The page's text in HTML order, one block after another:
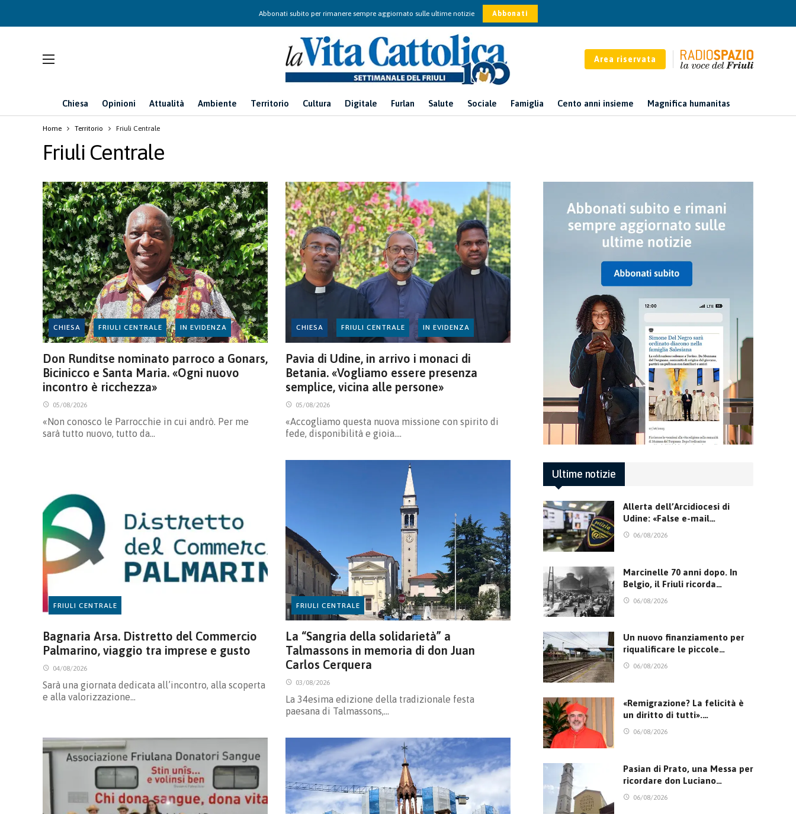
Abbonati subito per rimanere sempre aggiornato sulle ultime notizie Abbonati
Area riservata
Chiesa Opinioni Attualità Ambiente Territorio Cultura Digitale Furlan Salute Sociale Famiglia Cento anni insieme Magnifica humanitas
Home Territorio Friuli Centrale
Friuli Centrale
CHIESA FRIULI CENTRALE IN EVIDENZA
Don Runditse nominato parroco a Gonars,
Bicinicco e Santa Maria. «Ogni nuovo
incontro è ricchezza»
05/08/2026
«Non conosco le Parrocchie in cui andrò. Per me
sarà tutto nuovo, tutto da…
CHIESA FRIULI CENTRALE IN EVIDENZA
Pavia di Udine, in arrivo i monaci di
Betania. «Vogliamo essere presenza
semplice, vicina alle persone»
05/08/2026
«Accogliamo questa nuova missione con spirito di
fede, disponibilità e gioia.…
FRIULI CENTRALE
Bagnaria Arsa. Distretto del Commercio
Palmarino, viaggio tra imprese e gusto
04/08/2026
Sarà una giornata dedicata all’incontro, alla scoperta
e alla valorizzazione…
FRIULI CENTRALE
La “Sangria della solidarietà” a
Talmassons in memoria di don Juan
Carlos Cerquera
03/08/2026
La 34esima edizione della tradizionale festa
paesana di Talmassons,…
Ultime notizie
Allerta dell’Arcidiocesi di
Udine: «False e-mail…
06/08/2026
Marcinelle 70 anni dopo. In
Belgio, il Friuli ricorda…
06/08/2026
Un nuovo finanziamento per
riqualificare le piccole…
06/08/2026
«Remigrazione? La felicità è
un diritto di tutti».…
06/08/2026
Pasian di Prato, una Messa per
ricordare don Luciano…
06/08/2026